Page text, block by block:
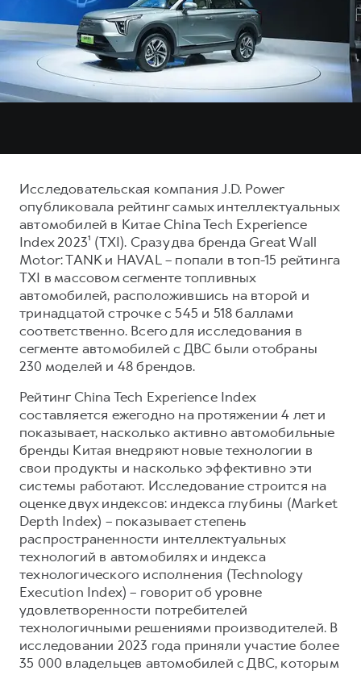
DARGO
от 3 199 000 ₽
DARGO X
от 3 499 000 ₽
F7
от 2 899 000 ₽
F7X
от 3 599 000 ₽
POER
от 3 449 000 ₽
Тест-драйв
Трейд-ин
КРЕДИТ И СТРАХОВАНИЕ
Страхование
Кредит
КОРПОРАТИВНЫМ КЛИЕНТАМ
Для малого бизнеса
Корпоративным клиентам
Крупным корпоративным клиентам
Система управления автопарком GWM Fleet
Сервис для корпоративных клиентов
HAVAL Лизинг
АКСЕССУАРЫ HAVAL
Автомобильные аксессуары
Коллекция CITY
Коллекция Базовая
Коллекция Детская
СЕРВИСНОЕ ОБСЛУЖИВАНИЕ
Нулевое ТО
Программа «Помощь на дороге»
Регламенты технического обслуживания
GWM Безопасность
Гарантия HAVAL
Мобильное приложение GWM
Программа «HAVAL Защита+»
Руководства по эксплуатации
Подписки
Автомобильные аксессуары
Коллекция CITY
Коллекция Базовая
Коллекция Детская
ИНФОРМАЦИЯ О ДИЛЕРЕ
О дилере
Наша команда
Контакты
Исследовательская компания J.D. Power
опубликовала рейтинг самых интеллектуальных
автомобилей в Китае China Tech Experience
Index 2023¹ (TXI). Сразу два бренда Great Wall
Motor: TANK и HAVAL – попали в топ-15 рейтинга
TXI в массовом сегменте топливных
автомобилей, расположившись на второй и
тринадцатой строчке с 545 и 518 баллами
соответственно. Всего для исследования в
сегменте автомобилей с ДВС были отобраны
230 моделей и 48 брендов.
Рейтинг China Tech Experience Index
составляется ежегодно на протяжении 4 лет и
показывает, насколько активно автомобильные
бренды Китая внедряют новые технологии в
свои продукты и насколько эффективно эти
системы работают. Исследование строится на
оценке двух индексов: индекса глубины (Market
Depth Index) – показывает степень
распространенности интеллектуальных
технологий в автомобилях и индекса
технологического исполнения (Technology
Execution Index) – говорит об уровне
удовлетворенности потребителей
технологичными решениями производителей. В
исследовании 2023 года приняли участие более
35 000 владельцев автомобилей с ДВС, которым